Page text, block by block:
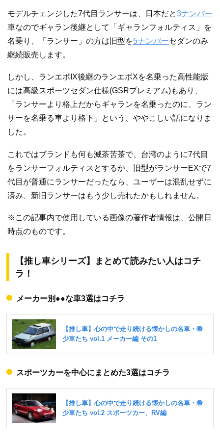
モデルチェンジした7代目ランサーは、日本だと3ナンバー
車なのでギャラン後継として「ギャランフォルティス」を
名乗り、「ランサー」の方は旧型を5ナンバーセダンのみ
継続販売します。
しかし、ランエボIX後継のランエボXを名乗った高性能版
には高級スポーツセダン仕様(GSRプレミアム)もあり、
「ランサーより格上だからギャランを名乗ったのに、ラン
サーを名乗る車より格下」という、ややこしい話になりま
した。
これではブランドも何も滅茶苦茶で、台湾のように7代目
をランサーフォルティスとするか、旧型がランサーEXで7
代目が普通にランサーだったなら、ユーザーは混乱せずに
済み、新旧ランサーはもう少し売れたかもしれません。
※この記事内で使用している画像の著作者情報は、公開日
時点のものです。
【推し車シリーズ】まとめて読みたい人はコチ
ラ！
メーカー別●●な車3選はコチラ
スポーツカーを中心にまとめた3選はコチラ